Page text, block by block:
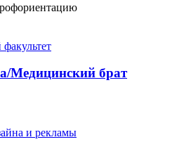
Медицинский брат
и рекламы